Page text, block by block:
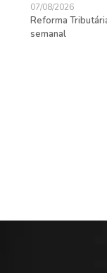
07/08/2026
Reforma
semanal